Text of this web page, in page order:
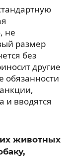
не
размер
без
другие
обязанности
и вводятся
животных